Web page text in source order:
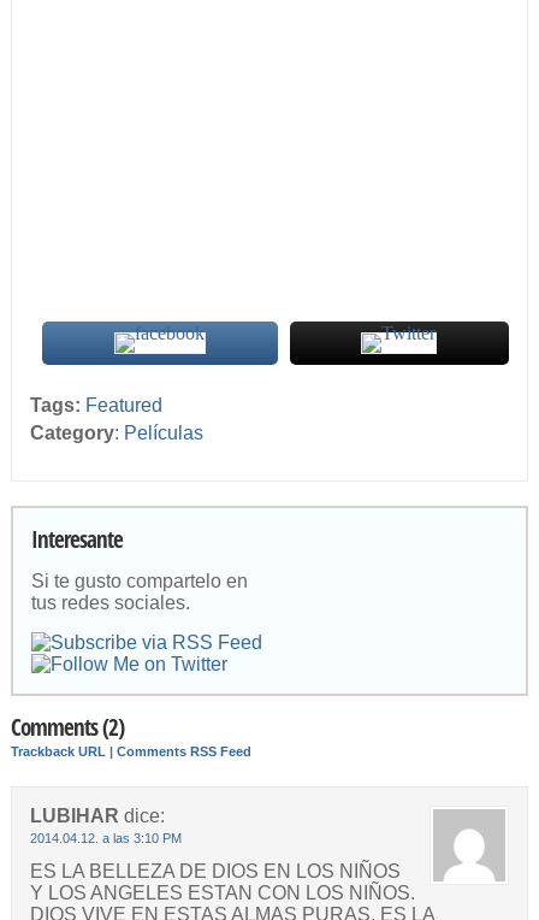
Tags: Featured
Category: Películas
Interesante
Si te gusto compartelo en
tus redes sociales.
Comments (2)
Trackback URL | Comments RSS Feed
LUBIHAR dice:
2014.04.12. a las 3:10 PM
ES LA BELLEZA DE DIOS EN LOS NIÑOS
Y LOS ANGELES ESTAN CON LOS NIÑOS.
DIOS VIVE EN ESTAS ALMAS PURAS. ES LA